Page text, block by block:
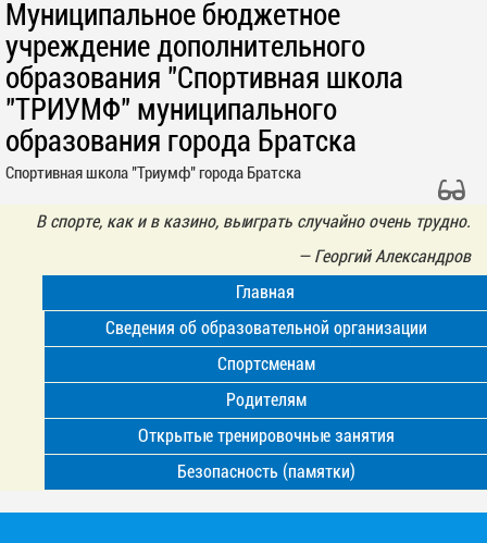
Муниципальное бюджетное
учреждение дополнительного
образования "Спортивная школа
"ТРИУМФ" муниципального
образования города Братска
Спортивная школа "Триумф" города Братска
В спорте, как и в казино, выиграть случайно очень трудно.
— Георгий Александров
Главная
Сведения об образовательной организации
Спортсменам
Родителям
Открытые тренировочные занятия
Безопасность (памятки)